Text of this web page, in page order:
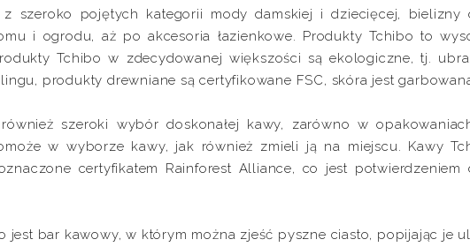
szeroko pojętych kategorii mody damskiej i dziecięcej,
i ogrodu, aż po akcesoria łazienkowe. Produkty Tchibo to
Tchibo w zdecydowanej większości są ekologiczne, tj.
produkty drewniane są certyfikowane FSC, skóra jest
szeroki wybór doskonałej kawy, zarówno w
w wyborze kawy, jak również zmieli ją na miejscu. Kawy
certyfikatem Rainforest Alliance, co jest
jest bar kawowy, w którym można zjeść pyszne ciasto, popijając je